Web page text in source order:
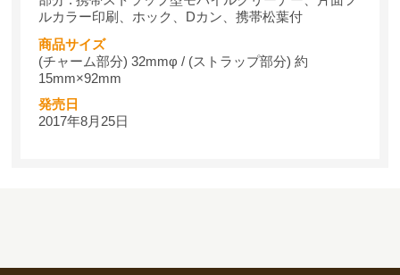
ルカラー印刷、ホック、Dカン、携帯松葉付
商品サイズ
(チャーム部分) 32mmφ / (ストラップ部分) 約
15mm×92mm
発売日
2017年8月25日